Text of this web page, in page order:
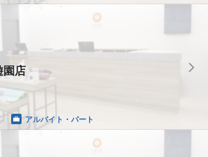
園店
アルバイト・パート